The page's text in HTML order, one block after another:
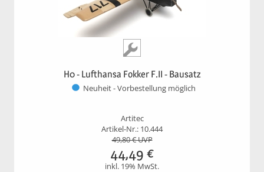
H0 - Lufthansa Fokker F.II - Bausatz
Neuheit - Vorbestellung möglich
Artitec
Artikel-Nr.: 10.444
49,80€ UVP
44,49 €
inkl. 19% MwSt.